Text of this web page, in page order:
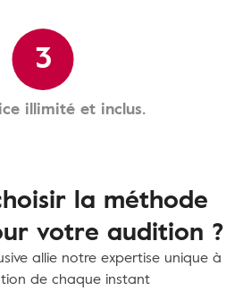
3
illimité et inclus.
la méthode
votre audition ?
allie notre expertise unique à
de chaque instant